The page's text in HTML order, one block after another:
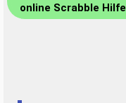
online Scrabble Hilfe